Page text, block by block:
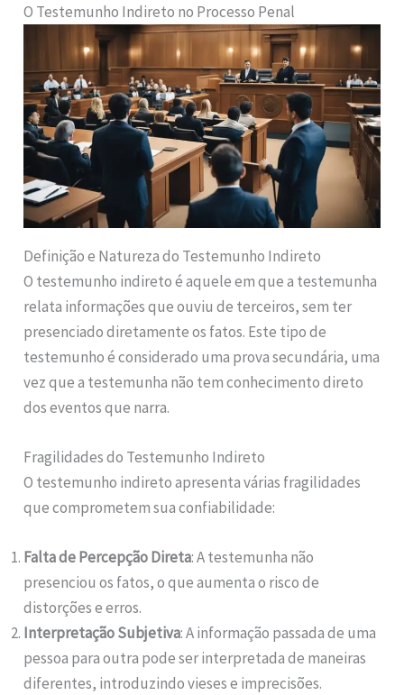
O Testemunho Indireto no Processo Penal
Definição e Natureza do Testemunho Indireto
O testemunho indireto é aquele em que a testemunha
relata informações que ouviu de terceiros, sem ter
presenciado diretamente os fatos. Este tipo de
testemunho é considerado uma prova secundária, uma
vez que a testemunha não tem conhecimento direto
dos eventos que narra.
Fragilidades do Testemunho Indireto
O testemunho indireto apresenta várias fragilidades
que comprometem sua confiabilidade:
Falta de Percepção Direta: A testemunha não
presenciou os fatos, o que aumenta o risco de
distorções e erros.
Interpretação Subjetiva: A informação passada de uma
pessoa para outra pode ser interpretada de maneiras
diferentes, introduzindo vieses e imprecisões.